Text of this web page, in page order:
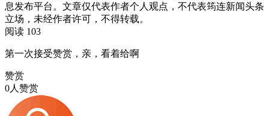
息发布平台。文章仅代表作者个人观点，不代表筠连新闻头条
立场，未经作者许可，不得转载。
阅读 103
第一次接受赞赏，亲，看着给啊
赞赏
0人赞赏